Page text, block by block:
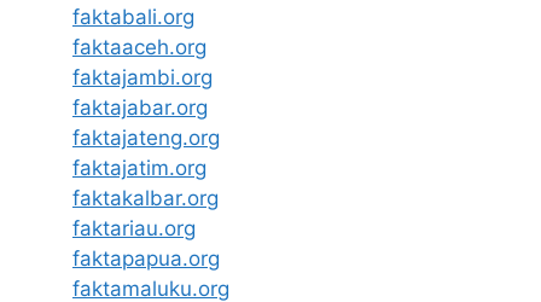
faktabali.org
faktaaceh.org
faktajambi.org
faktajabar.org
faktajateng.org
faktajatim.org
faktakalbar.org
faktariau.org
faktapapua.org
faktamaluku.org